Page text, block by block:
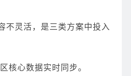
不灵活，是三类方案中投入
核心数据实时同步。